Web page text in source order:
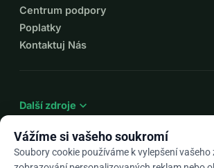
Centrum podpory
Poplatky
Kontaktuj Nás
Další zdroje expand_more
Vážíme si vašeho soukromí
Soubory cookie používáme k vylepšení